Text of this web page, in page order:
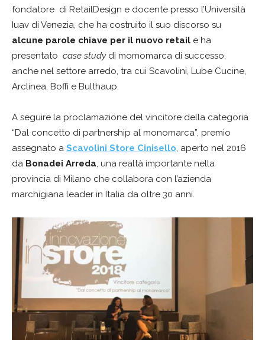
fondatore di RetailDesign e docente presso l’Università
Iuav di Venezia, che ha costruito il suo discorso su
alcune parole chiave per il nuovo retail e ha
presentato case studydi momomarca di successo,
anche nel settore arredo, tra cui Scavolini, Lube Cucine,
Arclinea, Boffi e Bulthaup.
A seguire la proclamazione del vincitore della categoria
“Dal concetto di partnership al monomarca”, premio
assegnato a Scavolini Store Cinisello, aperto nel 2016
da Bonadei Arreda, una realtà importante nella
provincia di Milano che collabora con l’azienda
marchigiana leader in Italia da oltre 30 anni.